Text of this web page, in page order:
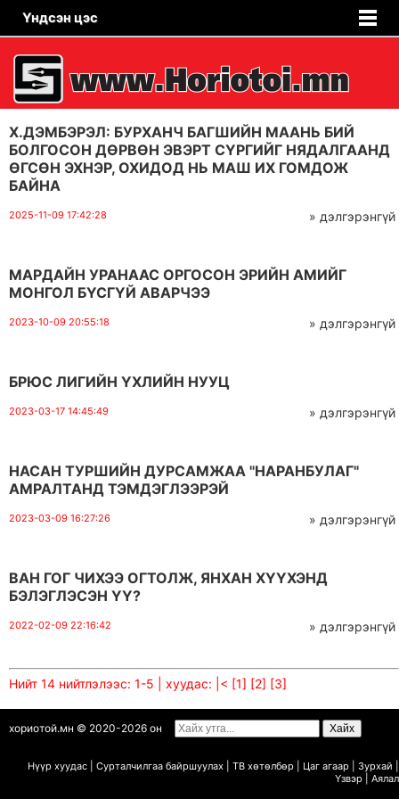
Үндсэн цэс
Х.ДЭМБЭРЭЛ: БУРХАНЧ БАГШИЙН МААНЬ БИЙ
БОЛГОСОН ДӨРВӨН ЭВЭРТ СҮРГИЙГ НЯДАЛГААНД
ӨГСӨН ЭХНЭР, ОХИДОД НЬ МАШ ИХ ГОМДОЖ
БАЙНА
2025-11-09 17:42:28 » дэлгэрэнгүй
МАРДАЙН УРАНААС ОРГОСОН ЭРИЙН АМИЙГ
МОНГОЛ БҮСГҮЙ АВАРЧЭЭ
2023-10-09 20:55:18 » дэлгэрэнгүй
БРЮС ЛИГИЙН ҮХЛИЙН НУУЦ
2023-03-17 14:45:49 » дэлгэрэнгүй
НАСАН ТУРШИЙН ДУРСАМЖАА "НАРАНБУЛАГ"
АМРАЛТАНД ТЭМДЭГЛЭЭРЭЙ
2023-03-09 16:27:26 » дэлгэрэнгүй
ВАН ГОГ ЧИХЭЭ ОГТОЛЖ, ЯНХАН ХҮҮХЭНД
БЭЛЭГЛЭСЭН ҮҮ?
2022-02-09 22:16:42 » дэлгэрэнгүй
Нийт 14 нийтлэлээс: 1-5 | хуудас: |< [1] [2] [3]
хориотой.мн © 2020-2026 он
Нүүр хуудас Сурталчилгаа байршуулах ТВ хөтөлбөр Цаг агаар Зурхай
Үзвэр Аялал